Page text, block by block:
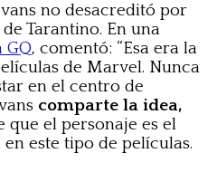
no desacreditó por
Tarantino. En una
GQ, comentó: “Esa era la
de Marvel. Nunca
en el centro de
comparte la idea,
que el personaje es el
este tipo de películas.